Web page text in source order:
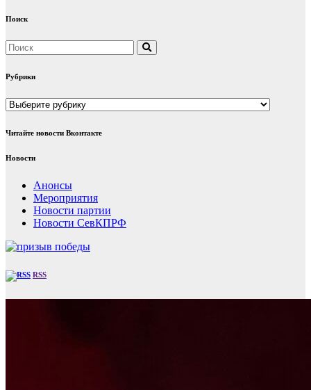
Поиск
Рубрики
Рубрики
Читайте новости Вконтакте
Новости
Анонсы
Мероприятия
Новости партии
Новости СевКПРФ
RSS